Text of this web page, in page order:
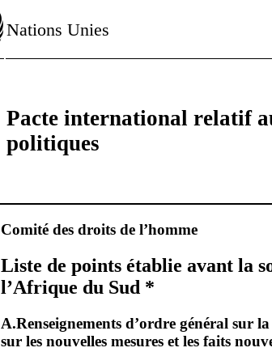
Nations Unies
Pacte international relatif
politiques
Comité des droits de l’homme
Liste de points établie avant la
l’Afrique du Sud *
A.Renseignements d’ordre général sur
sur les nouvelles mesures et les faits